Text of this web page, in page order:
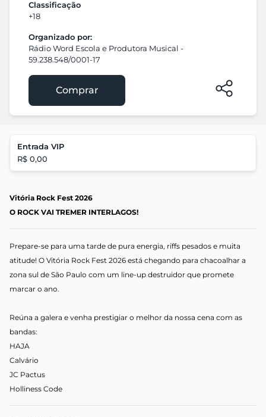
Classificação
+18
Organizado por:
Rádio Word Escola e Produtora Musical -
59.238.548/0001-17
Comprar
Entrada VIP
R$ 0,00
Vitória Rock Fest 2026
O ROCK VAI TREMER INTERLAGOS!
Prepare-se para uma tarde de pura energia, riffs pesados e muita
atitude! O Vitória Rock Fest 2026 está chegando para chacoalhar a
zona sul de São Paulo com um line-up destruidor que promete
marcar o ano.
Reúna a galera e venha prestigiar o melhor da nossa cena com as
bandas:
HAJA
Calvário
JC Pactus
Holliness Code